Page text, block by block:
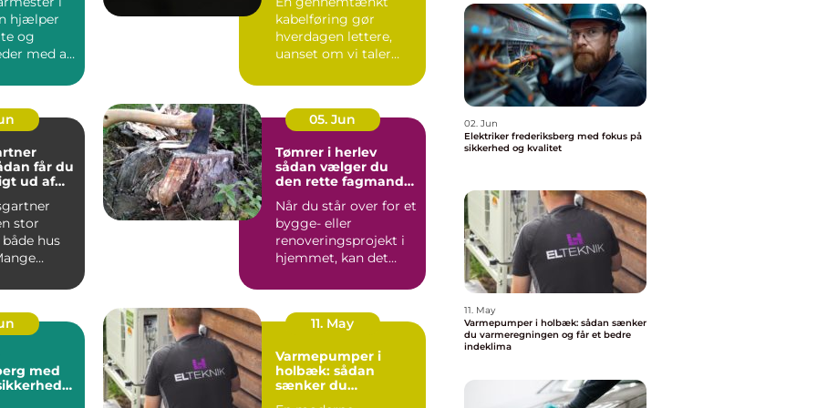
hjælper
og
med alt
kabelføring gør
hverdagen lettere,
uanset om vi taler
fødevareindustrie...
ud af
stor
hus
05. Jun
Tømrer i herlev
sådan vælger du
den rette fagmand
Når du står over for et
bygge- eller
renoveringsprojekt i
hjemmet, kan det
hvor ...
med
11. May
Varmepumper i
holbæk: sådan
sænker du
02. Jun
Elektriker frederiksberg med fokus på
sikkerhed og kvalitet
11. May
Varmepumper i holbæk: sådan sænker
du varmeregningen og får et bedre
indeklima